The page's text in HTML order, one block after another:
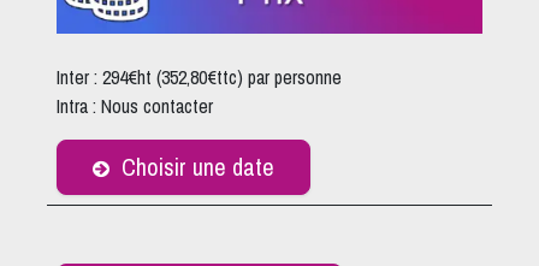
Inter : 294€ht (352,80€ttc) par personne
Intra : Nous contacter
Choisir une date